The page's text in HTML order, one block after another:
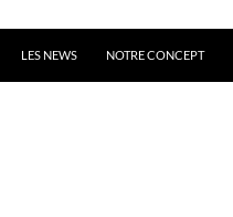
LES NEWS NOTRE CONCEPT